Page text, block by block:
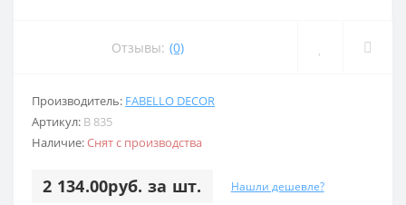
Отзывы: (0)
Производитель: FABELLO DECOR
Артикул: B 835
Наличие:Снят с производства
2 134.00руб. за шт. Нашли дешевле?